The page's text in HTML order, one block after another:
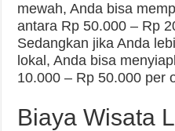
mewah, Anda bisa
antara Rp 50.000 – Rp
Sedangkan jika Anda
lokal, Anda bisa
10.000 – Rp 50.000 per
Biaya Wisata